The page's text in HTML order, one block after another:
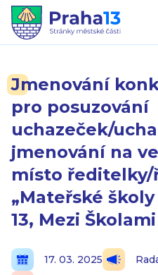
Jmenování
pro posuzování
uchazeček/
jmenování na
místo
„Mateřské školy
13, Mezi
17. 03. 2025